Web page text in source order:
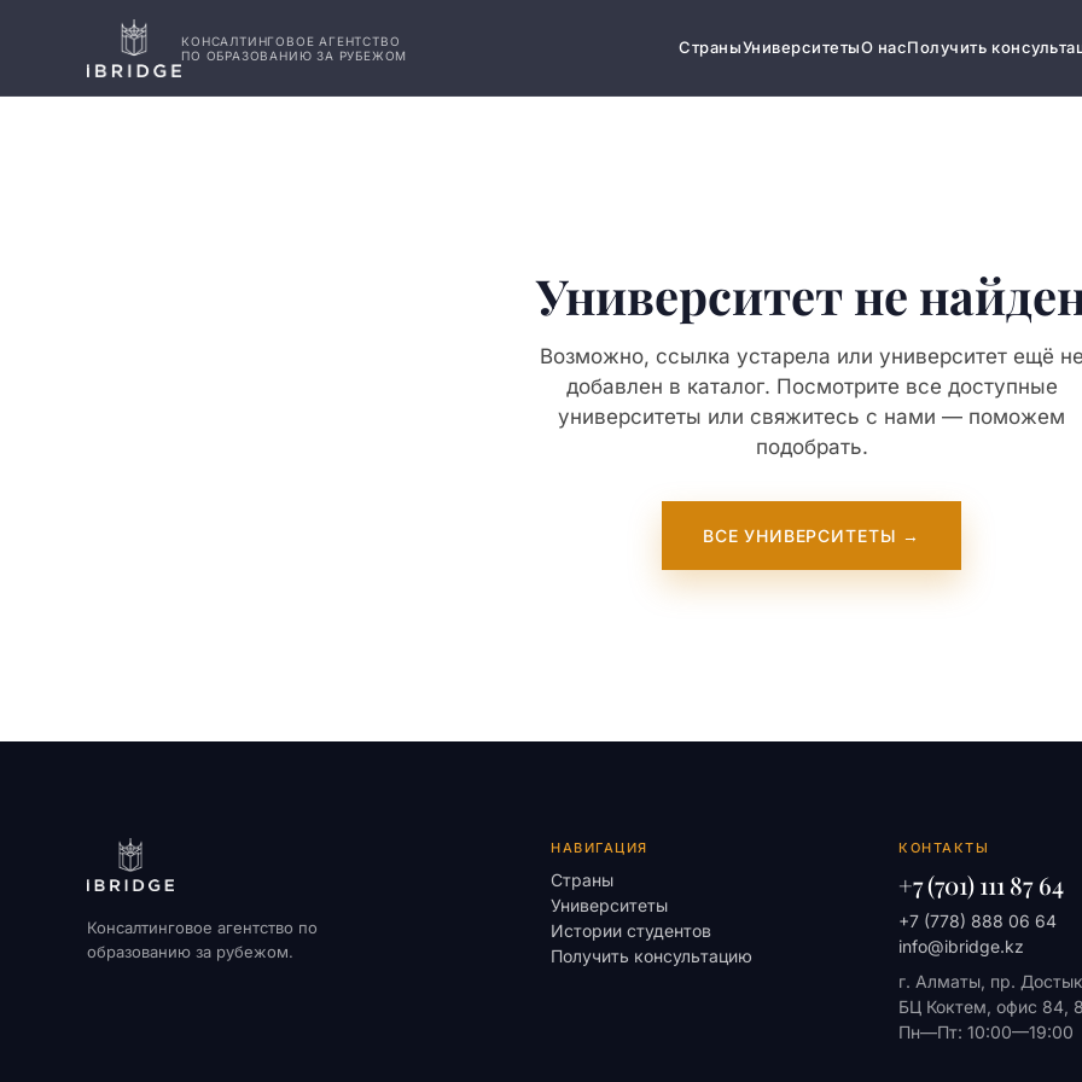
КОНСАЛТИНГОВОЕ АГЕНТСТВО
ПО ОБРАЗОВАНИЮ ЗА РУБЕЖОМ
СтраныУниверситетыО насПолучить
Университет не
Возможно, ссылка устарела или университет ещё не
добавлен в каталог. Посмотрите все доступные
университеты или свяжитесь с нами — поможем
подобрать.
ВСЕ УНИВЕРСИТЕТЫ →
Консалтинговое агентство по
образованию за рубежом.
НАВИГАЦИЯ
Страны
Университеты
Истории студентов
Получить консультацию
КОНТАКТЫ
+7 (701) 111 87 64
+7 (778) 888 06 64
info@ibridge.kz
г. Алматы, пр.
БЦ Коктем, офис 84,
Пн—Пт: 10:00—19:00